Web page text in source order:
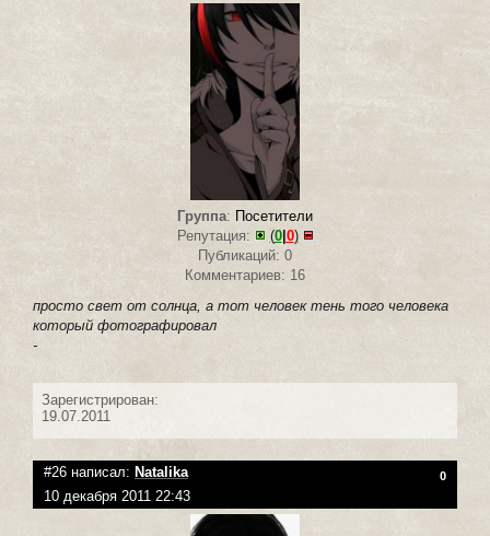
Группа: Посетители
Репутация:
(0| 0)
Публикаций: 0
Комментариев: 16
просто свет от солнца, а тот человек тень того человека
который фотографировал
-
Зарегистрирован:
19.07.2011
#26 написал: Natalika 0
10 декабря 2011 22:43